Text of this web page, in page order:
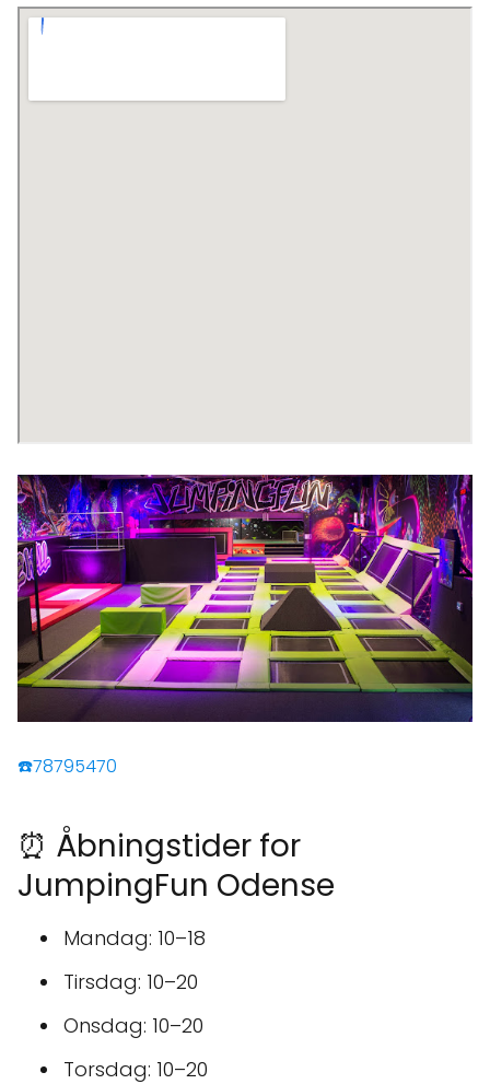
☎️78795470
⏰ Åbningstider for
JumpingFun Odense
Mandag: 10–18
Tirsdag: 10–20
Onsdag: 10–20
Torsdag: 10–20